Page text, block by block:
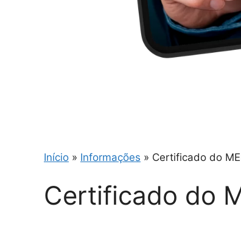
Início » Informações » Certificado do
Certificado do